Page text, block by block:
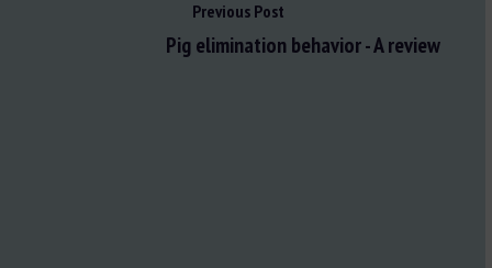
Previous Post
Pig elimination behavior - A review